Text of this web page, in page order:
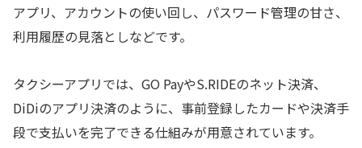
アプリ、アカウントの使い回し、パスワード管理の甘さ、
利用履歴の見落としなどです。
タクシーアプリでは、GO PayやS.RIDEのネット決済、
DiDiのアプリ決済のように、事前登録したカードや決済手
段で支払いを完了できる仕組みが用意されています。